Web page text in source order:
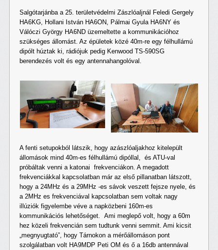
Salgótarjánba a 25. területvédelmi Zászlóaljnál Feledi Gergely
HA6KG, Hollani István HA6ON, Pálmai Gyula HA6NY és
Válóczi György HA6ND üzemeltette a kommunikációhoz
szükséges állomást. Az épületek közé 40m-re egy félhullámú
dipólt húztak ki, rádiójuk pedig Kenwood TS-590SG
berendezés volt és egy antennahangolóval.
A fenti setupokból látszik, hogy azászlóaljakhoz kitelepült
állomások mind 40m-es félhullámú dipóllal, és ATU-val
próbáltak venni a katonai frekvenciákon. A megadott
frekvenciákkal kapcsolatban már az első pillanatban látszott,
hogy a 24MHz és a 29MHz -es sávok veszett fejsze nyele, és
a 2MHz es frekvenciával kapcsolatban sem voltak nagy
illúziók figyelembe véve a napközbeni 160m-es
kommunikációs lehetőséget. Ami meglepő volt, hogy a 60m
hez közeli frekvencián sem tudtunk venni semmit. Ami kicsit
„megnyugtató”, hogy Tárnokon a mérőállomáson pont
szolgálatban volt HA9MDP Peti OM és ő a 16db antennával